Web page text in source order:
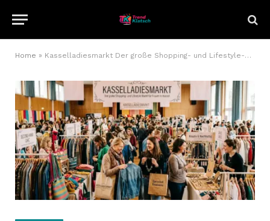
Home » Kasselladiesmarkt Der große Shopping- und Lifestyle-Markt für Frauen in Kassel